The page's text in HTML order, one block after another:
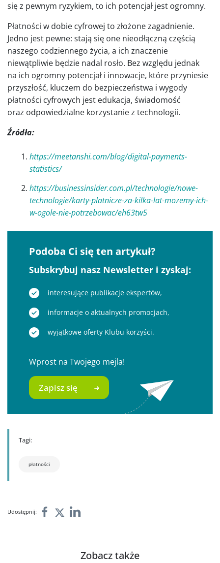
się z pewnym ryzykiem, to ich potencjał jest ogromny.
Płatności w dobie cyfrowej to złożone zagadnienie.
Jedno jest pewne: stają się one nieodłączną częścią
naszego codziennego życia, a ich znaczenie
niewątpliwie będzie nadal rosło. Bez względu jednak
na ich ogromny potencjał i innowacje, które przyniesie
przyszłość, kluczem do bezpieczeństwa i wygody
płatności cyfrowych jest edukacja, świadomość
oraz odpowiedzialne korzystanie z technologii.
Źródła:
https://meetanshi.com/blog/digital-payments-
statistics/
https://businessinsider.com.pl/technologie/nowe-
technologie/karty-platnicze-za-kilka-lat-mozemy-ich-
w-ogole-nie-potrzebowac/eh63tw5
Podoba Ci się ten artykuł?
Subskrybuj nasz Newsletter i zyskaj:
interesujące publikacje ekspertów,
informacje o aktualnych promocjach,
wyjątkowe oferty Klubu korzyści.
Wprost na Twojego mejla!
Zapisz się
Tagi:
płatności
Udostępnij:
Zobacz także